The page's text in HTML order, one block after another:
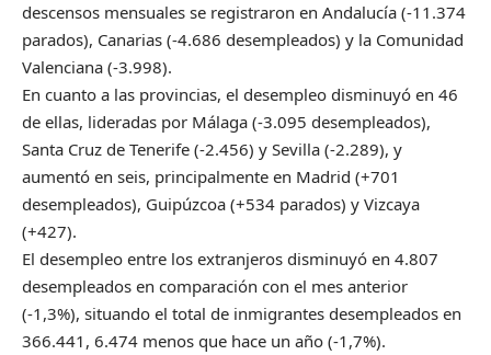
descensos mensuales se registraron en Andalucía (-11.374
parados), Canarias (-4.686 desempleados) y la Comunidad
Valenciana (-3.998).
En cuanto a las provincias, el desempleo disminuyó en 46
de ellas, lideradas por Málaga (-3.095 desempleados),
Santa Cruz de Tenerife (-2.456) y Sevilla (-2.289), y
aumentó en seis, principalmente en Madrid (+701
desempleados), Guipúzcoa (+534 parados) y Vizcaya
(+427).
El desempleo entre los extranjeros disminuyó en 4.807
desempleados en comparación con el mes anterior
(-1,3%), situando el total de inmigrantes desempleados en
366.441, 6.474 menos que hace un año (-1,7%).